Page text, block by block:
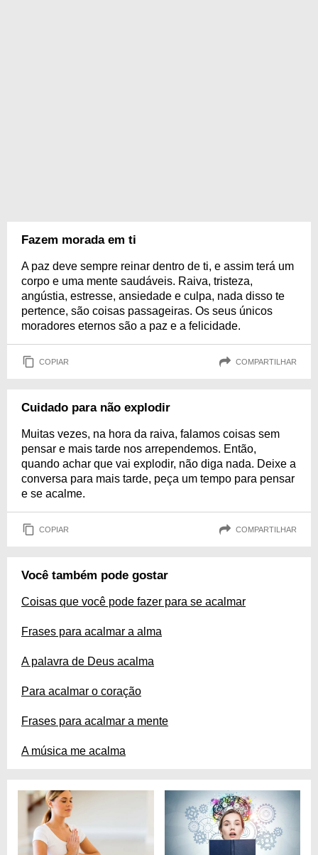
Fazem morada em ti
A paz deve sempre reinar dentro de ti, e assim terá um
corpo e uma mente saudáveis. Raiva, tristeza,
angústia, estresse, ansiedade e culpa, nada disso te
pertence, são coisas passageiras. Os seus únicos
moradores eternos são a paz e a felicidade.
COPIAR COMPARTILHAR
Cuidado para não explodir
Muitas vezes, na hora da raiva, falamos coisas sem
pensar e mais tarde nos arrependemos. Então,
quando achar que vai explodir, não diga nada. Deixe a
conversa para mais tarde, peça um tempo para pensar
e se acalme.
COPIAR COMPARTILHAR
Você também pode gostar
Coisas que você pode fazer para se acalmar
Frases para acalmar a alma
A palavra de Deus acalma
Para acalmar o coração
Frases para acalmar a mente
A música me acalma